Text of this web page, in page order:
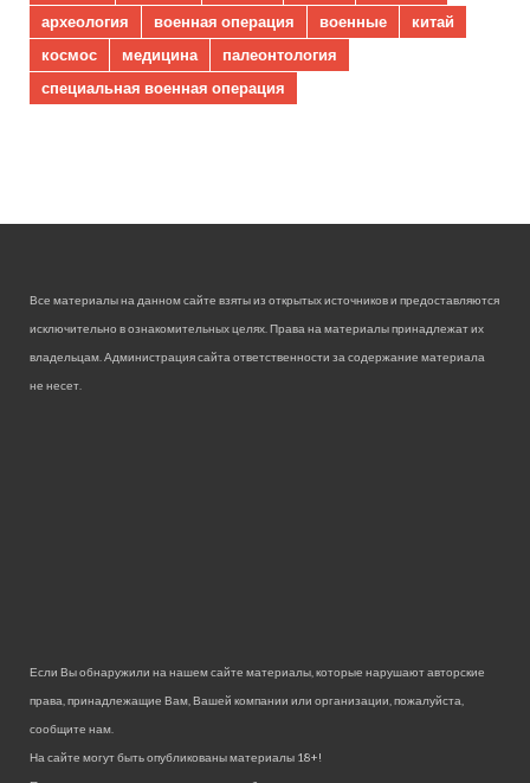
археология
военная операция военные
китай
космос
медицина
палеонтология
специальная военная операция
Все материалы на данном сайте взяты из открытых источников и предоставляются
исключительно в ознакомительных целях. Права на материалы принадлежат их
владельцам. Администрация сайта ответственности за содержание материала
не несет.
Если Вы обнаружили на нашем сайте материалы, которые нарушают авторские
права, принадлежащие Вам, Вашей компании или организации, пожалуйста,
сообщите нам.
На сайте могут быть опубликованы материалы 18+!